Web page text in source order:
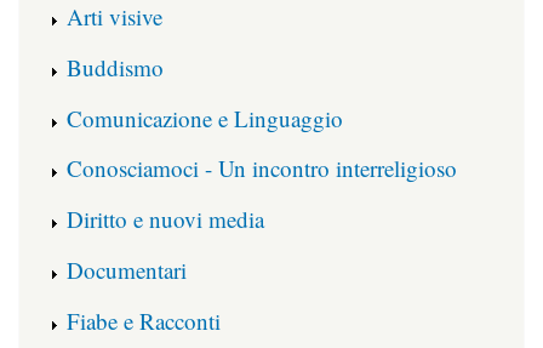
Arti visive
Buddismo
Comunicazione e Linguaggio
Conosciamoci - Un incontro interreligioso
Diritto e nuovi media
Documentari
Fiabe e Racconti